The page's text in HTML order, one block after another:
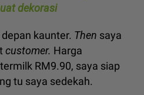
dekorasi
kaunter. Then saya
customer. Harga
RM9.90, saya siap
tu saya sedekah.